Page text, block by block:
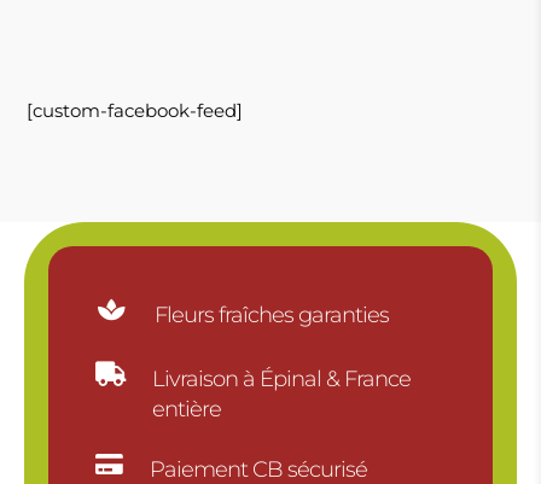
[custom-facebook-feed]
 Fleurs fraîches garanties

Livraison à Épinal & France
entière
 Paiement CB sécurisé